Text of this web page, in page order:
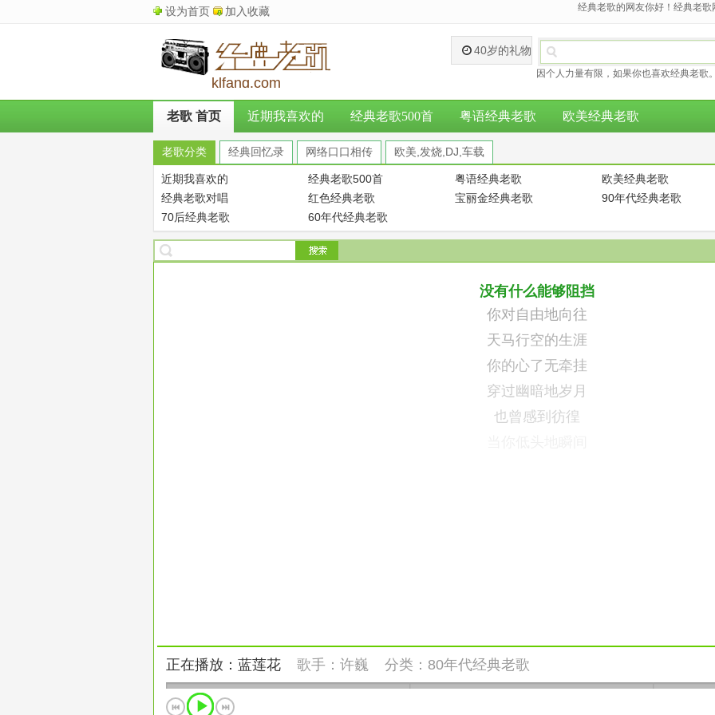
设为首页 加入收藏 经典老歌的网友你好！经典老
klfang.com
40岁的礼物
因个人力量有限，如果你也喜欢经典老歌
老歌 首页 近期我喜欢的 经典老歌500首 粤语经典老歌 欧美经典老歌
老歌分类 经典回忆录 网络口口相传 欧美,发烧,DJ,车载
近期我喜欢的 经典老歌500首 粤语经典老歌 欧美经典老歌
经典老歌对唱
红色经典老歌 宝丽金经典老歌 90年代经典老歌
70后经典老歌
60年代经典老歌
没有什么能够阻挡
你对自由地向往
天马行空的生涯
你的心了无牵挂
穿过幽暗地岁月
也曾感到彷徨
正在播放：蓝莲花 歌手： 许巍 分类： 80年代经典老歌